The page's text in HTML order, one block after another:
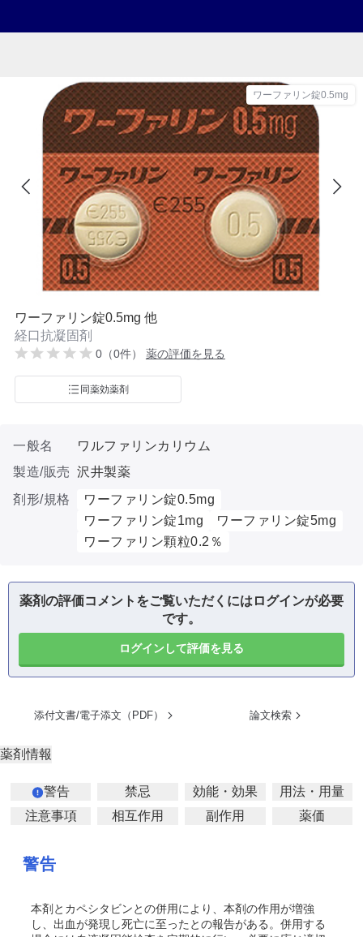
ワーファリン錠0.5mg
ワーファリン錠0.5mg 他
経口抗凝固剤
0（0件） 薬の評価を見る
同薬効薬剤
一般名
ワルファリンカリウム
製造/販売 沢井製薬
剤形/規格
ワーファリン錠0.5mg
ワーファリン錠1mg
ワーファリン錠5mg
ワーファリン顆粒0.2％
薬剤の評価コメントをご覧いただくにはログインが必要
です。
ログインして評価を見る
添付文書/電子添文（PDF） 論文検索
薬剤情報
警告 禁忌 効能・効果
用法・用量
注意事項
相互作用 副作用 薬価
警告
本剤とカペシタビンとの併用により、本剤の作用が増強
し、出血が発現し死亡に至ったとの報告がある。併用する